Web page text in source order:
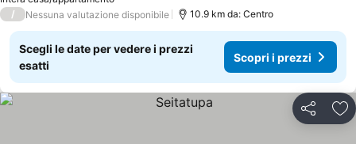
/ Nessuna valutazione disponibile 10.9 km da: Centro
Scegli le date per vedere i prezzi
esatti
Scopri i prezzi
Condividi